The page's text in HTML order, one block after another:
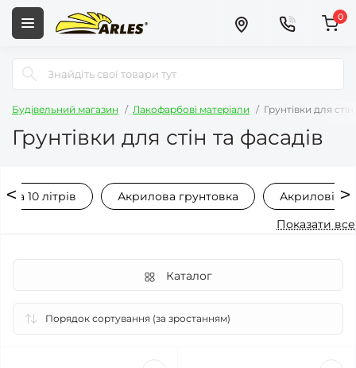
0
Будівельний магазин Лакофарбові матеріали Грунтівки для стін
Грунтівки для стін та фасадів
10 літрів Акрилова грунтовка
Акрилові
Показати все
Каталог